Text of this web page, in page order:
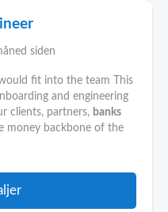
siden
fit into the team This
and engineering
clients, partners, banks
money backbone of the